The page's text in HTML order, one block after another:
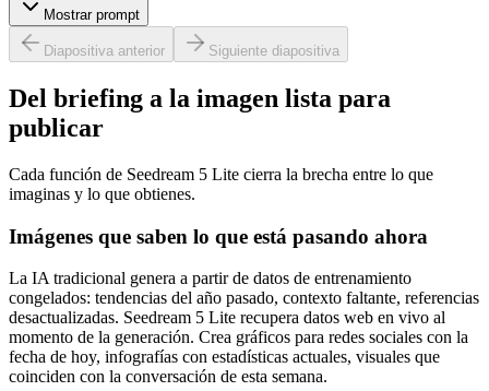
Mostrar prompt
Diapositiva anterior Siguiente diapositiva
Del briefing a la imagen lista para
publicar
Cada función de Seedream 5 Lite cierra la brecha entre lo que
imaginas y lo que obtienes.
Imágenes que saben lo que está pasando ahora
La IA tradicional genera a partir de datos de entrenamiento
congelados: tendencias del año pasado, contexto faltante, referencias
desactualizadas. Seedream 5 Lite recupera datos web en vivo al
momento de la generación. Crea gráficos para redes sociales con la
fecha de hoy, infografías con estadísticas actuales, visuales que
coinciden con la conversación de esta semana.